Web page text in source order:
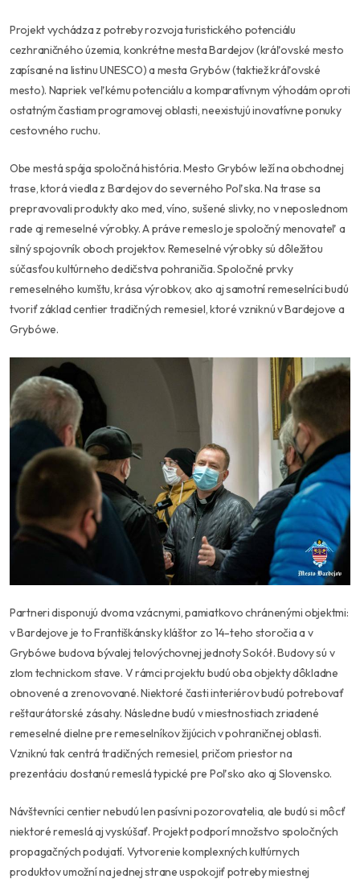
Projekt vychádza z potreby rozvoja turistického potenciálu
cezhraničného územia, konkrétne mesta Bardejov (kráľovské mesto
zapísané na listinu UNESCO) a mesta Grybów (taktiež kráľovské
mesto). Napriek veľkému potenciálu a komparatívnym výhodám oproti
ostatným častiam programovej oblasti, neexistujú inovatívne ponuky
cestovného ruchu.
Obe mestá spája spoločná história. Mesto Grybów leží na obchodnej
trase, ktorá viedla z Bardejov do severného Poľska. Na trase sa
prepravovali produkty ako med, víno, sušené slivky, no v neposlednom
rade aj remeselné výrobky. A práve remeslo je spoločný menovateľ a
silný spojovník oboch projektov. Remeselné výrobky sú dôležitou
súčasťou kultúrneho dedičstva pohraničia. Spoločné prvky
remeselného kumštu, krása výrobkov, ako aj samotní remeselníci budú
tvoriť základ centier tradičných remesiel, ktoré vzniknú v Bardejove a
Grybówe.
Partneri disponujú dvoma vzácnymi, pamiatkovo chránenými objektmi:
v Bardejove je to Františkánsky kláštor zo 14-teho storočia a v
Grybówe budova bývalej telovýchovnej jednoty Sokół. Budovy sú v
zlom technickom stave. V rámci projektu budú oba objekty dôkladne
obnovené a zrenovované. Niektoré časti interiérov budú potrebovať
reštaurátorské zásahy. Následne budú v miestnostiach zriadené
remeselné dielne pre remeselníkov žijúcich v pohraničnej oblasti.
Vzniknú tak centrá tradičných remesiel, pričom priestor na
prezentáciu dostanú remeslá typické pre Poľsko ako aj Slovensko.
Návštevníci centier nebudú len pasívni pozorovatelia, ale budú si môcť
niektoré remeslá aj vyskúšať. Projekt podporí množstvo spoločných
propagačných podujatí. Vytvorenie komplexných kultúrnych
produktov umožní na jednej strane uspokojiť potreby miestnej